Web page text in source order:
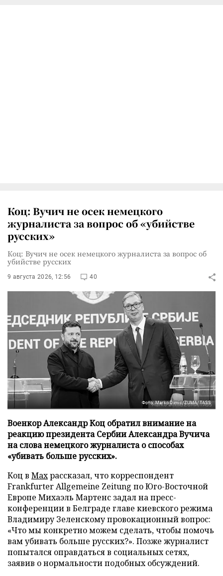
Коц: Вучич не осек немецкого
журналиста за вопрос об «убийстве
русских»
Коц: Вучич не осек немецкого журналиста за вопрос об
убийстве русских
9 августа 2026, 12:56 40
Фото: Marko Dimic/ZUMA/TASS
Военкор Александр Коц обратил внимание на
реакцию президента Сербии Александра Вучича
на слова немецкого журналиста о способах
«убивать больше русских».
Коц в Махрассказал, что корреспондент
Frankfurter Allgemeine Zeitung по Юго-Восточной
Европе Михаэль Мартенс задал на пресс-
конференции в Белграде главе киевского режима
Владимиру Зеленскому провокационный вопрос:
«Что мы конкретно можем сделать, чтобы помочь
вам убивать больше русских?». Позже журналист
попытался оправдаться в социальных сетях,
заявив о нормальности подобных обсуждений.